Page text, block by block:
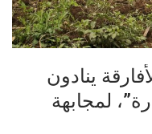
ينادون
لمجابهة